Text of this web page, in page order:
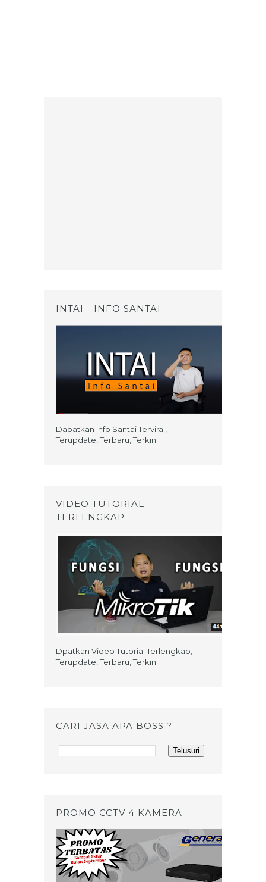
INTAI - INFO SANTAI
Dapatkan Info Santai Terviral,
Terupdate, Terbaru, Terkini
VIDEO TUTORIAL
TERLENGKAP
Dpatkan Video Tutorial Terlengkap,
Terupdate, Terbaru, Terkini
CARI JASA APA BOSS ?
PROMO CCTV 4 KAMERA